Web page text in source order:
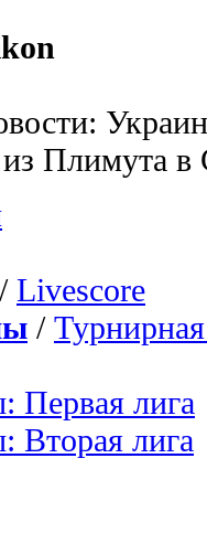
Плимута
/ Livescore
/
Первая лига
Вторая лига